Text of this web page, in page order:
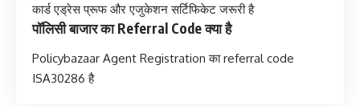
कार्ड एड्रेस प्रूफ और एजुकेशन सर्टिफिकेट जरूरी है
पॉलिसी बाजार का Referral Code क्या है
Policybazaar Agent Registration का referral code
ISA30286 है